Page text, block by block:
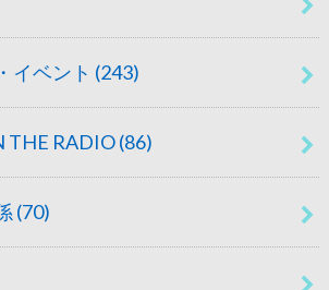
イベント (243)
THE RADIO(86)
(70)